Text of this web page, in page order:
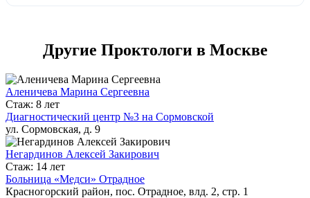
Другие Проктологи в Москве
Аленичева Марина Сергеевна
Стаж: 8 лет
Диагностический центр №3 на Сормовской
ул. Сормовская, д. 9
Негардинов Алексей Закирович
Стаж: 14 лет
Больница «Медси» Отрадное
Красногорский район, пос. Отрадное, влд. 2, стр. 1